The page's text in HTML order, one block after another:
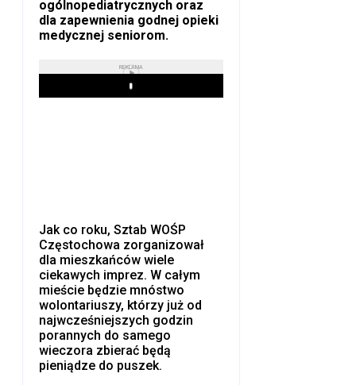
ogólnopediatrycznych oraz
dla zapewnienia godnej opieki
medycznej seniorom.
REKLAMA
Play
Jak co roku, Sztab WOŚP
Częstochowa zorganizował
dla mieszkańców wiele
ciekawych imprez. W całym
mieście będzie mnóstwo
wolontariuszy, którzy już od
najwcześniejszych godzin
porannych do samego
wieczora zbierać będą
pieniądze do puszek.